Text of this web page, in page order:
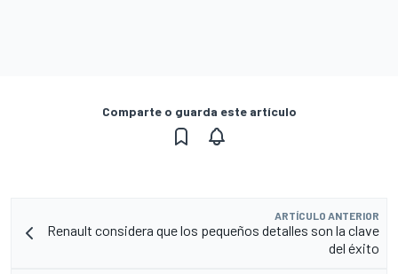
Comparte o guarda este artículo
ARTÍCULO ANTERIOR
Renault considera que los pequeños detalles son la clave
del éxito